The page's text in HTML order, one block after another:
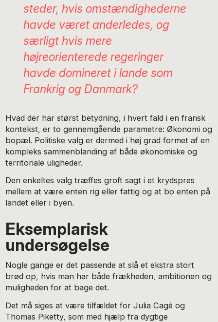
steder, hvis omstændighederne
havde været anderledes, og
særligt hvis mere
højreorienterede regeringer
havde domineret i lande som
Frankrig og Danmark?
Hvad der har størst betydning, i hvert fald i en fransk
kontekst, er to gennemgående parametre: Økonomi og
bopæl. Politiske valg er dermed i høj grad formet af en
kompleks sammenblanding af både økonomiske og
territoriale uligheder.
Den enkeltes valg træffes groft sagt i et krydspres
mellem at være enten rig eller fattig og at bo enten på
landet eller i byen.
Eksemplarisk
undersøgelse
Nogle gange er det passende at slå et ekstra stort
brød op, hvis man har både frækheden, ambitionen og
muligheden for at bage det.
Det må siges at være tilfældet for Julia Cagé og
Thomas Piketty, som med hjælp fra dygtige